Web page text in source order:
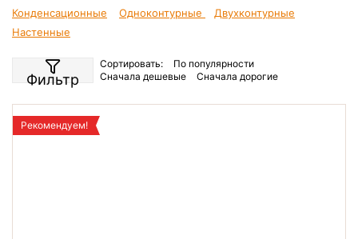
Конденсационные Одноконтурные
Двухконтурные
Настенные
Фильтр
Сортировать:
По популярности
Сначала дешевые
Сначала дорогие
Рекомендуем!